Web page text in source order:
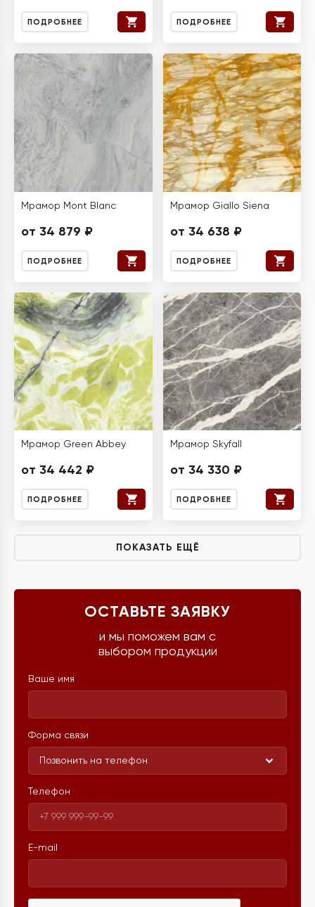
ПОДРОБНЕЕ ПОДРОБНЕЕ
Мрамор Mont Blanc
от 34 879 ₽
ПОДРОБНЕЕ
Мрамор Giallo Siena
от 34 638 ₽
ПОДРОБНЕЕ
Мрамор Green Abbey
от 34 442 ₽
ПОДРОБНЕЕ
Мрамор Skyfall
от 34 330 ₽
ПОДРОБНЕЕ
ПОКАЗАТЬ ЕЩЁ
ОСТАВЬТЕ ЗАЯВКУ
и мы поможем вам с
выбором продукции
Ваше имя
Форма связи
Позвонить на телефон
Телефон
E-mail